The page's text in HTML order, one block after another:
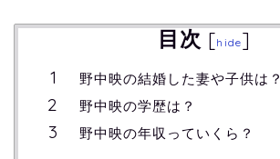
目次 [hide]
野中映の結婚した妻や子供は？
野中映の学歴は？
野中映の年収っていくら？